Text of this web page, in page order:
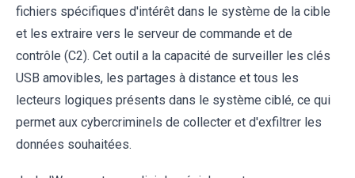
fichiers spécifiques d'intérêt dans le système de la cible
et les extraire vers le serveur de commande et de
contrôle (C2). Cet outil a la capacité de surveiller les clés
USB amovibles, les partages à distance et tous les
lecteurs logiques présents dans le système ciblé, ce qui
permet aux cybercriminels de collecter et d'exfiltrer les
données souhaitées.